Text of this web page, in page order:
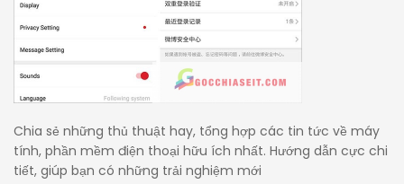
Chia sẻ những thủ thuật hay, tổng hợp các tin tức về máy
tính, phần mềm điện thoại hữu ích nhất. Hướng dẫn cực chi
tiết, giúp bạn có những trải nghiệm mới